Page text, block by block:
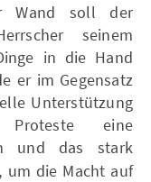
Wand soll der
seinem
in die Hand
er im Gegensatz
Unterstützung
eine
und das stark
um die Macht auf